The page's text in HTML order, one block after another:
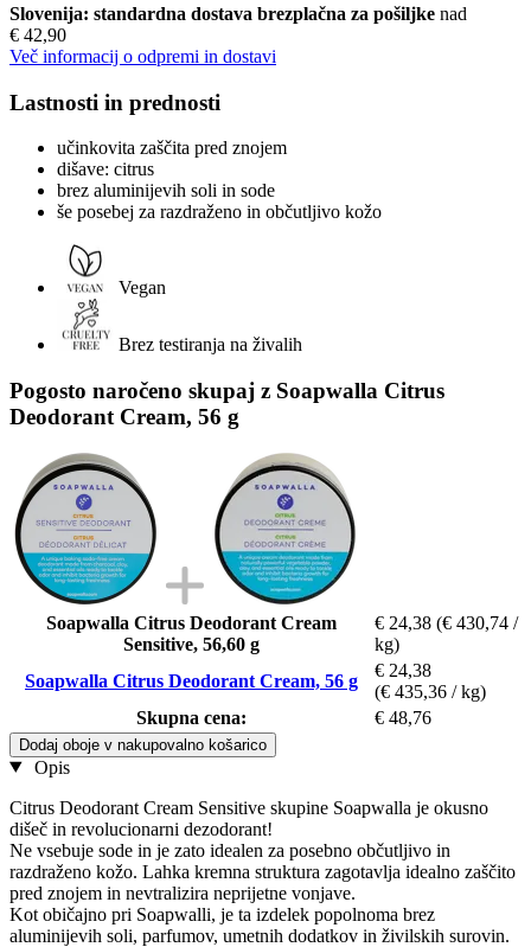
Slovenija: standardna dostava brezplačna za pošiljke nad
€ 42,90
Več informacij o odpremi in dostavi
Lastnosti in prednosti
učinkovita zaščita pred znojem
dišave: citrus
brez aluminijevih soli in sode
še posebej za razdraženo in občutljivo kožo
Vegan
Brez testiranja na živalih
Pogosto naročeno skupaj z Soapwalla Citrus
Deodorant Cream, 56 g
Soapwalla Citrus Deodorant Cream
Sensitive, 56,60 g
€ 24,38 (€ 430,74 /
kg)
Soapwalla Citrus Deodorant Cream, 56 g
€ 24,38
(€ 435,36 / kg)
Skupna cena:
€ 48,76
Dodaj oboje v nakupovalno košarico
Opis
Citrus Deodorant Cream Sensitive skupine Soapwalla je okusno
dišeč in revolucionarni dezodorant!
Ne vsebuje sode in je zato idealen za posebno občutljivo in
razdraženo kožo. Lahka kremna struktura zagotavlja idealno zaščito
pred znojem in nevtralizira neprijetne vonjave.
Kot običajno pri Soapwalli, je ta izdelek popolnoma brez
aluminijevih soli, parfumov, umetnih dodatkov in živilskih surovin.